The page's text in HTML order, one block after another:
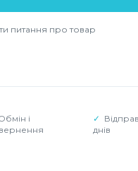
питання про товар
і
днів